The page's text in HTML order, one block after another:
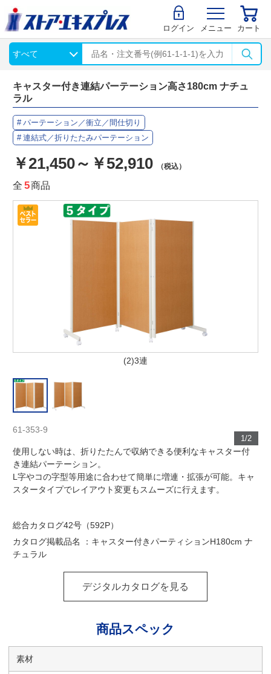
ログイン メニュー カート
キャスター付き連結パーテーション高さ180cm ナチュ
ラル
パーテーション／衝立／間仕切り
連結式／折りたたみパーテーション
￥21,450～￥52,910 （税込）
全 5商品
(2)3連
1/2
61-353-9
使用しない時は、折りたたんで収納できる便利なキャスター付
き連結パーテーション。
L字やコの字型等用途に合わせて簡単に増連・拡張が可能。キャ
スタータイプでレイアウト変更もスムーズに行えます。
総合カタログ42号（592P）
カタログ掲載品名 ：キャスター付きパーティションH180cm ナ
チュラル
デジタルカタログを見る
商品スペック
素材